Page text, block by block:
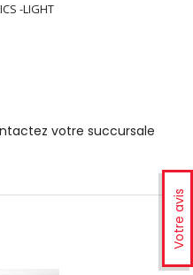
Votre avis
-LIGHT
votre succursale